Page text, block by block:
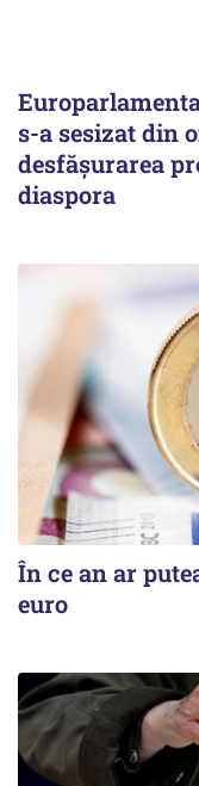
s-a sesizat din
desfăşurarea
diaspora
În ce an ar
euro